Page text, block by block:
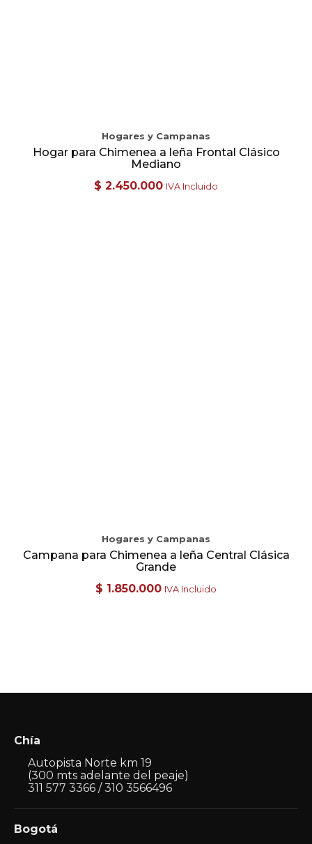
Hogares y Campanas
Hogar para Chimenea a leña Frontal Clásico
Mediano
$ 2.450.000 IVA Incluido
Hogares y Campanas
Campana para Chimenea a leña Central Clásica
Grande
$ 1.850.000 IVA Incluido
Chía
Autopista Norte km 19
(300 mts adelante del peaje)
311 577 3366 / 310 3566496
Bogotá